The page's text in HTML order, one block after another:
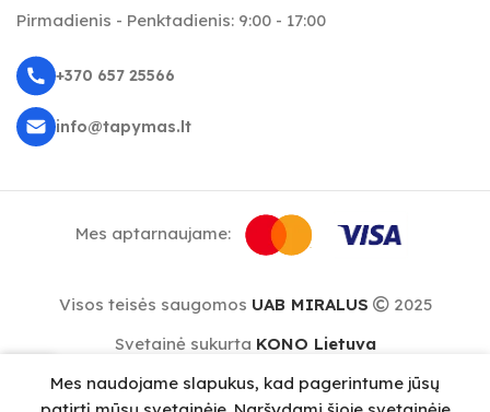
Pirmadienis - Penktadienis: 9:00 - 17:00
+370 657 25566
info@tapymas.lt
Mes aptarnaujame:
Visos teisės saugomos UAB MIRALUS
2025
Svetainė sukurta KONO Lietuva
Mes naudojame slapukus, kad pagerintume jūsų